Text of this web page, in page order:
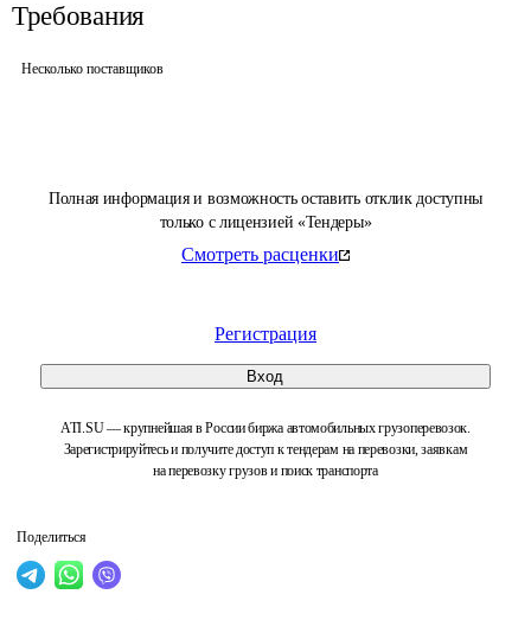
Полная информация и возможность оставить отклик доступны
только с лицензией «Тендеры»
Смотреть расценки
Регистрация
Вход
ATI.SU — крупнейшая в России биржа автомобильных грузоперевозок.
Зарегистрируйтесь и получите доступ к тендерам на перевозки, заявкам
на перевозку грузов и поиск транспорта
Поделиться
Требования
Несколько поставщиков